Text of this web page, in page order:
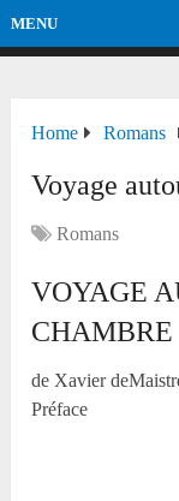
MENU
Home Romans
Voyage
Romans
VOYAGE
CHAMBRE
de Xavier
Préface